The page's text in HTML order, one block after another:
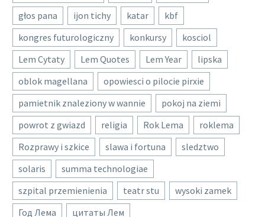
głos pana
ijon tichy katar
kbf
kongres futurologiczny
konkursy
kosciol
Lem Cytaty
Lem Quotes Lem Year
lipska
oblok magellana
opowiesci o pilocie pirxie
pamietnik znaleziony w wannie
pokoj na ziemi
powrot z gwiazd
religia Rok Lema
roklema
Rozprawy i szkice
slawa i fortuna
sledztwo
solaris
summa technologiae
szpital przemienienia
teatr stu
wysoki zamek
Год Лема
цитаты Лем